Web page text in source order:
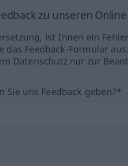
zu unseren
ist Ihnen ein
das Feedback-Formular
Datenschutz nur zur
Sie uns Feedback geben?*